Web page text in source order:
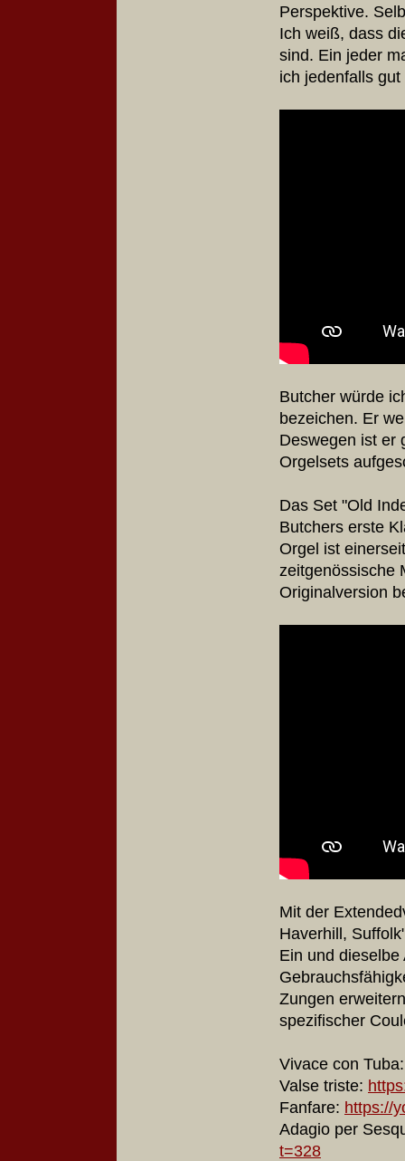
Perspektive.
Ich weiß, dass
sind. Ein jeder
ich jedenfalls
Butcher würde
bezeichen. Er
Deswegen ist er
Orgelsets
Das Set "Old
Butchers erste
Orgel ist
zeitgenössische
Originalversion
Mit der
Haverhill,
Ein und
Zungen
spezifischer
Vivace con
Valse triste:
Fanfare: https://
Adagio per
t=328